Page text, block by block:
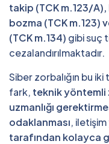
takip (TCK m.123/
bozma (TCK m.123)
(TCK m.134) gibi suç
cezalandırılmaktadır.
Siber zorbalığın bu
fark, teknik yöntemli
uzmanlığı
odaklanması, iletişim
tarafından kolayca